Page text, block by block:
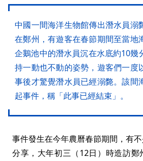
中國一間海洋生物館傳出潛水員溺
在鄭州，有遊客在春節期間至當地
企鵝池中的潛水員沉在水底約10幾
持一動也不動的姿勢，遊客們一度
事後才驚覺潛水員已經溺斃。該間
起事件，稱「此事已經結束」。
事件發生在今年農曆春節期間，有
分享，大年初三（12日）時造訪鄭